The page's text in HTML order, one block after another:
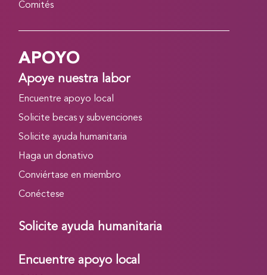
Comités
APOYO
Apoye nuestra labor
Encuentre apoyo local
Solicite becas y subvenciones
Solicite ayuda humanitaria
Haga un donativo
Conviértase en miembro
Conéctese
Solicite ayuda humanitaria
Encuentre apoyo local